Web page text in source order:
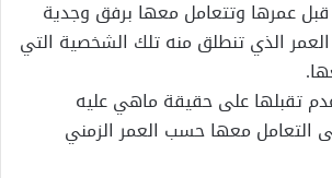
عمرها وتتعامل معها برفق وجدية
الذي تنطلق منه تلك الشخصية التي
تقبلها على حقيقة ماهي عليه
التعامل معها حسب العمر الزمني